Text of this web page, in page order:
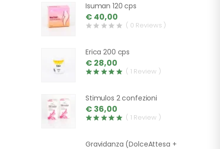
Isuman 120 cps
€ 40,00
( 0 Reviews )
Erica 200 cps
€ 28,00
( 1 Review )
Stimulos 2 confezioni
€ 36,00
( 1 Review )
Gravidanza (DolceAttesa +